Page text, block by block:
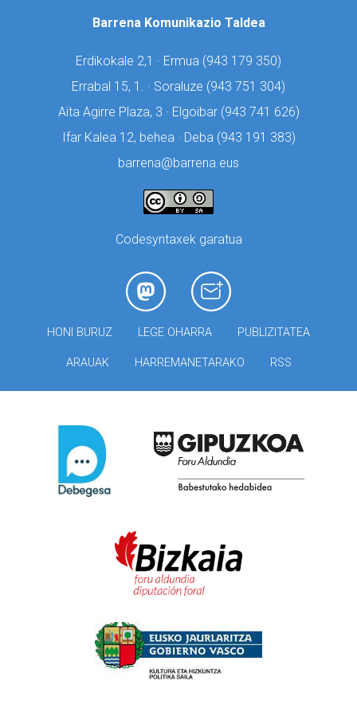
Barrena Komunikazio Taldea
Erdikokale 2,1 · Ermua (943 179 350)
Errabal 15, 1. · Soraluze (943 751 304)
Aita Agirre Plaza, 3 · Elgoibar (943 741 626)
Ifar Kalea 12, behea · Deba (943 191 383)
barrena@barrena.eus
Codesyntaxek garatua
HONI BURUZ LEGE OHARRA PUBLIZITATEA
ARAUAK HARREMANETARAKO RSS